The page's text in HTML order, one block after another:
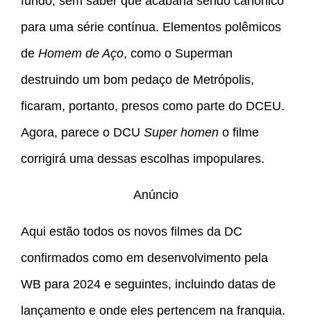
para uma série contínua. Elementos polêmicos
de Homem de Aço, como o Superman
destruindo um bom pedaço de Metrópolis,
ficaram, portanto, presos como parte do DCEU.
Agora, parece o DCU Super homen o filme
corrigirá uma dessas escolhas impopulares.
Anúncio
Aqui estão todos os novos filmes da DC
confirmados como em desenvolvimento pela
WB para 2024 e seguintes, incluindo datas de
lançamento e onde eles pertencem na franquia.